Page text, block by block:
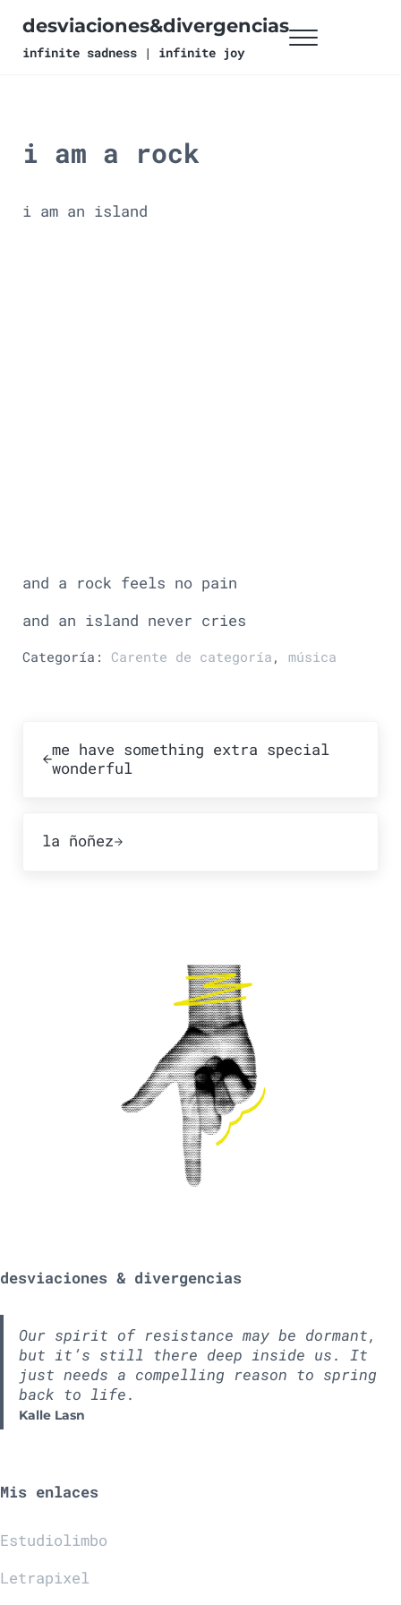
desviaciones&divergencias
infinite sadness | infinite joy Menu
i am a rock
i am an island
and a rock feels no pain
and an island never cries
Categoría: Carente de categoría , música
me have something extra special
wonderful
la ñoñez
desviaciones & divergencias
Our spirit of resistance may be dormant,
but it’s still there deep inside us. It
just needs a compelling reason to spring
back to life.
Kalle Lasn
Mis enlaces
Estudiolimbo
Letrapixel